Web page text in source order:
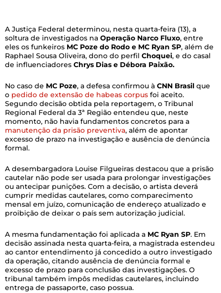
A Justiça Federal determinou, nesta quarta-feira (13), a
soltura de investigados na Operação Narco Fluxo, entre
eles os funkeiros MC Poze do Rodo e MC Ryan SP, além de
Raphael Sousa Oliveira, dono do perfil Choquei, e do casal
de influenciadores Chrys Dias e Débora Paixão.
No caso de MC Poze, a defesa confirmou à CNN Brasil que
o pedido de extensão de habeas corpus foi aceito.
Segundo decisão obtida pela reportagem, o Tribunal
Regional Federal da 3ª Região entendeu que, neste
momento, não havia fundamentos concretos para a
manutenção da prisão preventiva, além de apontar
excesso de prazo na investigação e ausência de denúncia
formal.
A desembargadora Louise Filgueiras destacou que a prisão
cautelar não pode ser usada para prolongar investigações
ou antecipar punições. Com a decisão, o artista deverá
cumprir medidas cautelares, como comparecimento
mensal em juízo, comunicação de endereço atualizado e
proibição de deixar o país sem autorização judicial.
A mesma fundamentação foi aplicada a MC Ryan SP. Em
decisão assinada nesta quarta-feira, a magistrada estendeu
ao cantor entendimento já concedido a outro investigado
da operação, citando ausência de denúncia formal e
excesso de prazo para conclusão das investigações. O
tribunal também impôs medidas cautelares, incluindo
entrega de passaporte, caso possua.